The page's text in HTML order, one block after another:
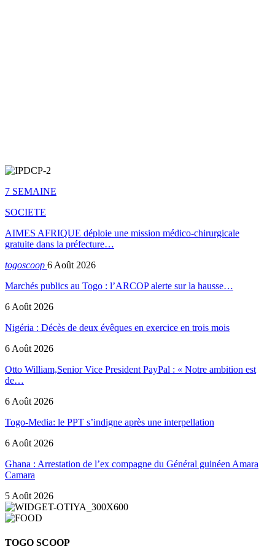
7 SEMAINE
SOCIETE
AIMES AFRIQUE déploie une mission médico-chirurgicale
gratuite dans la préfecture…
togoscoop 6 Août 2026
Marchés publics au Togo : l’ARCOP alerte sur la hausse…
6 Août 2026
Nigéria : Décès de deux évêques en exercice en trois mois
6 Août 2026
Otto William,Senior Vice President PayPal : « Notre ambition est
de…
6 Août 2026
Togo-Media: le PPT s’indigne après une interpellation
6 Août 2026
Ghana : Arrestation de l’ex compagne du Général guinéen Amara
Camara
5 Août 2026
TOGO SCOOP